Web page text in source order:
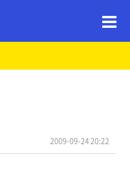
2009-09-24 20:22